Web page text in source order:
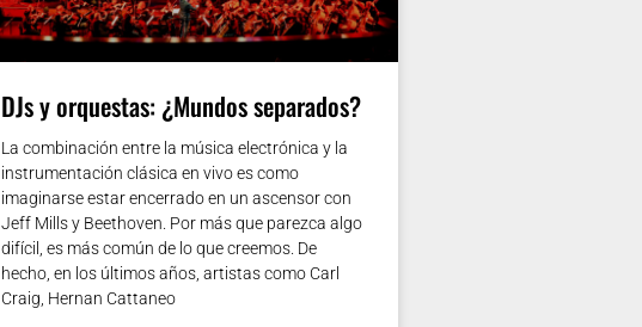
DJs y orquestas: ¿Mundos separados?
La combinación entre la música electrónica y la
instrumentación clásica en vivo es como
imaginarse estar encerrado en un ascensor con
Jeff Mills y Beethoven. Por más que parezca algo
difícil, es más común de lo que creemos. De
hecho, en los últimos años, artistas como Carl
Craig, Hernan Cattaneo